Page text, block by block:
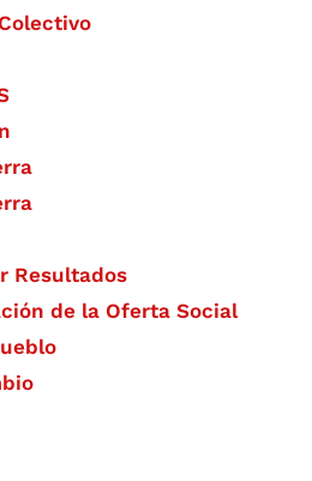
Resultados
de la Oferta Social